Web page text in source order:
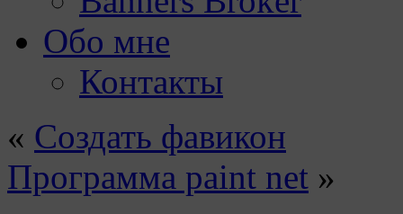
Обо мне
Контакты
« Создать фавикон
Программа paint net »